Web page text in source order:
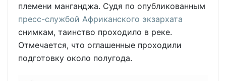
племени манганджа. Судя по опубликованным
пресс-службой Африканского экзархата
снимкам, таинство проходило в реке.
Отмечается, что оглашенные проходили
подготовку около полугода.